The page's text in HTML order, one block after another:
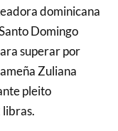
dominicana
Domingo
superar por
Zuliana
pleito
libras.